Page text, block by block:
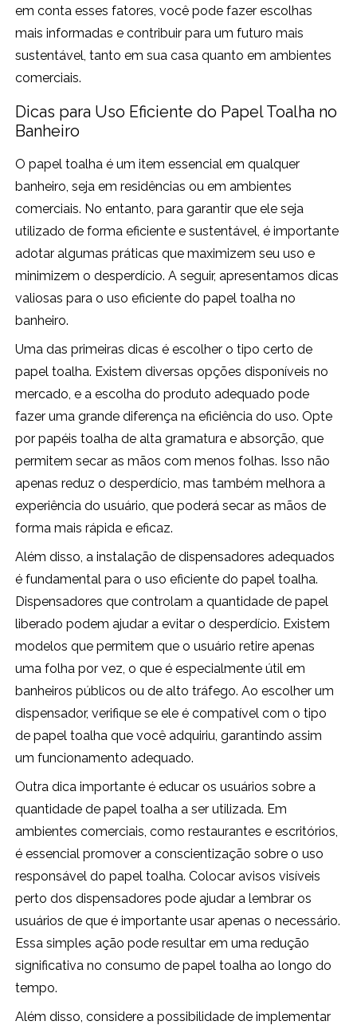
em conta esses fatores, você pode fazer escolhas
mais informadas e contribuir para um futuro mais
sustentável, tanto em sua casa quanto em ambientes
comerciais.
Dicas para Uso Eficiente do Papel Toalha no
Banheiro
O papel toalha é um item essencial em qualquer
banheiro, seja em residências ou em ambientes
comerciais. No entanto, para garantir que ele seja
utilizado de forma eficiente e sustentável, é importante
adotar algumas práticas que maximizem seu uso e
minimizem o desperdício. A seguir, apresentamos dicas
valiosas para o uso eficiente do papel toalha no
banheiro.
Uma das primeiras dicas é escolher o tipo certo de
papel toalha. Existem diversas opções disponíveis no
mercado, e a escolha do produto adequado pode
fazer uma grande diferença na eficiência do uso. Opte
por papéis toalha de alta gramatura e absorção, que
permitem secar as mãos com menos folhas. Isso não
apenas reduz o desperdício, mas também melhora a
experiência do usuário, que poderá secar as mãos de
forma mais rápida e eficaz.
Além disso, a instalação de dispensadores adequados
é fundamental para o uso eficiente do papel toalha.
Dispensadores que controlam a quantidade de papel
liberado podem ajudar a evitar o desperdício. Existem
modelos que permitem que o usuário retire apenas
uma folha por vez, o que é especialmente útil em
banheiros públicos ou de alto tráfego. Ao escolher um
dispensador, verifique se ele é compatível com o tipo
de papel toalha que você adquiriu, garantindo assim
um funcionamento adequado.
Outra dica importante é educar os usuários sobre a
quantidade de papel toalha a ser utilizada. Em
ambientes comerciais, como restaurantes e escritórios,
é essencial promover a conscientização sobre o uso
responsável do papel toalha. Colocar avisos visíveis
perto dos dispensadores pode ajudar a lembrar os
usuários de que é importante usar apenas o necessário.
Essa simples ação pode resultar em uma redução
significativa no consumo de papel toalha ao longo do
tempo.
Além disso, considere a possibilidade de implementar